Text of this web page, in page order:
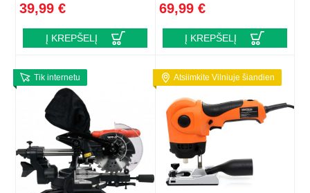
39,99 €
Į KREPŠELĮ
69,99 €
Į KREPŠELĮ
Tik internetu Atsiimkite Vilniuje šiandien